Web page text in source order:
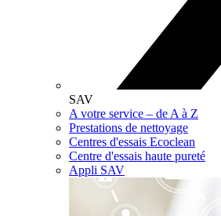
SAV
A votre service – de A à Z
Prestations de nettoyage
Centres d'essais Ecoclean
Centre d'essais haute pureté
Appli SAV